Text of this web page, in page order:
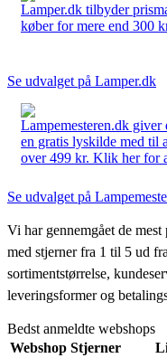
Lamper.dk tilbyder
køber for mere end 300
Se udvalget på Lamper.dk
Lampemesteren.dk
en gratis lyskilde med til
over 499 kr. Klik her for
Se udvalget på
Vi har gennemgået de
med stjerner fra 1 til 5 ud
sortimentstørrelse,
leveringsformer og
Bedst anmeldte webshops
Webshop Stjerner